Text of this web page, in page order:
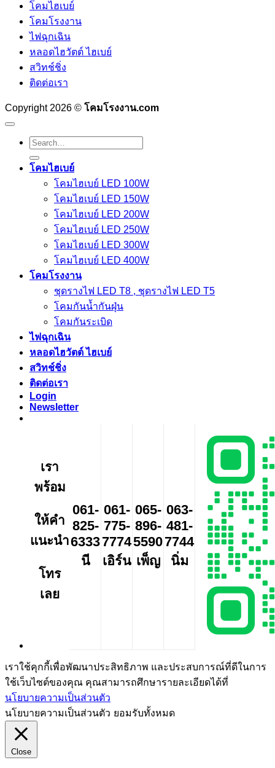
โคมไฮเบย์
โคมโรงงาน
ไฟฉุกเฉิน
หลอดไฮวัตต์ ไฮเบย์
สวิทช์ชิ่ง
ติดต่อเรา
Copyright 2026 © โคมโรงงาน.com
Search
for:
โคมไฮเบย์
โคมไฮเบย์ LED 100W
โคมไฮเบย์ LED 150W
โคมไฮเบย์ LED 200W
โคมไฮเบย์ LED 250W
โคมไฮเบย์ LED 300W
โคมไฮเบย์ LED 400W
โคมโรงงาน
ชุดรางไฟ LED T8 , ชุดรางไฟ LED T5
โคมกันน้ำกันฝุ่น
โคมกันระเบิด
ไฟฉุกเฉิน
หลอดไฮวัตต์ ไฮเบย์
สวิทช์ชิ่ง
ติดต่อเรา
Login
Newsletter
เรา
พร้อม
ให้คำ
แนะนำ
โทร
เลย
061-
825-
6333
นี
061-
775-
7774
เอิร์น
065-
896-
5590
เพ็ญ
063-
481-
7744
นิ่ม
เราใช้คุกกี้เพื่อพัฒนาประสิทธิภาพ และประสบการณ์ที่ดีในการ
ใช้เว็บไซต์ของคุณ คุณสามารถศึกษารายละเอียดได้ที่
นโยบายความเป็นส่วนตัว
นโยบายความเป็นส่วนตัว ยอมรับทั้งหมด
Close